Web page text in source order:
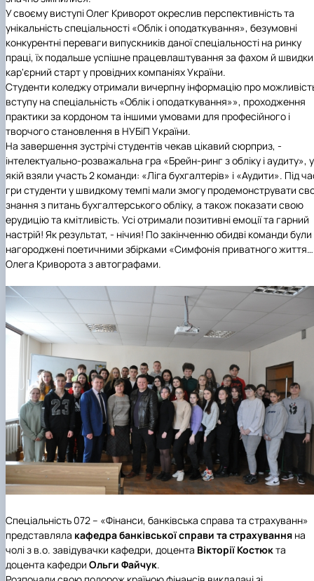
У своєму виступі Олег Криворот окреслив перспективність та
унікальність спеціальності «Облік і оподаткування», безумовні
конкурентні переваги випускників даної спеціальності на ринку
праці, їх подальше успішне працевлаштування за фахом й
кар'єрний старт у провідних компаніях України.
Студенти коледжу отримали вичерпну інформацію про
вступу на спеціальність «Облік і оподаткування»», проходження
практики за кордоном та іншими умовами для професійного і
творчого становлення в НУБіП України.
На завершення зустрічі студентів чекав цікавий сюрприз, -
інтелектуально-розважальна гра «Брейн-ринг з обліку і аудиту», у
якій взяли участь 2 команди: «Ліга бухгалтерів» і «Аудити». Під
гри студенти у швидкому темпі мали змогу продемонструвати
знання з питань бухгалтерського обліку, а також показати свою
ерудицію та кмітливість. Усі отримали позитивні емоції та гарний
настрій! Як результат, - нічия! По закінченню обидві команди були
нагороджені поетичними збірками «Симфонія приватного
Олега Криворота з автографами.
Спеціальність 072 – «Фінанси, банківська справа та страхуванн»
представляла кафедра банківської справи та страхування на
чолі з в.о. завідувачки кафедри, доцента Вікторії Костюкта
доцента кафедри Ольги Файчук.